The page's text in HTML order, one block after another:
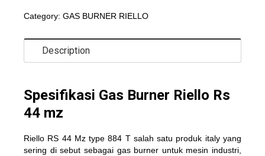
Category: GAS BURNER RIELLO
Description
Spesifikasi Gas Burner Riello Rs
44 mz
Riello RS 44 Mz type 884 Tsalah satu produk italy yang
sering di sebut sebagai gas burner untuk mesin industri,